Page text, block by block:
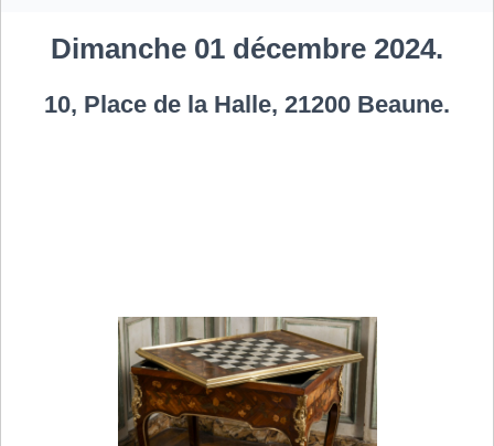
Dimanche 01 décembre 2024.
10, Place de la Halle, 21200 Beaune.